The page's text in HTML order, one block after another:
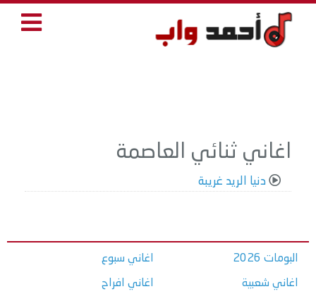
اغاني ثنائي العاصمة
دنيا الريد غريبة
البومات 2026
اغاني شعبية
اغاني سبوع
اغاني افراح